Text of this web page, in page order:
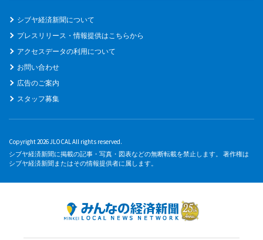
シブヤ経済新聞について
プレスリリース・情報提供はこちらから
アクセスデータの利用について
お問い合わせ
広告のご案内
スタッフ募集
Copyright 2026 JLOCAL All rights reserved.
シブヤ経済新聞に掲載の記事・写真・図表などの無断転載を禁止します。 著作権は
シブヤ経済新聞またはその情報提供者に属します。